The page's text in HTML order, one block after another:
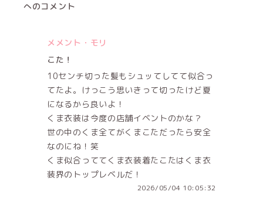
へのコメント
メメント・モリ
こた！
10センチ切った髪もシュッてしてて似合っ
てたよ。けっこう思いきって切ったけど夏
になるから良いよ！
くま衣装は今度の店舗イベントのかな？
世の中のくま全てがくまこただったら安全
なのにね！笑
くま似合っててくま衣装着たこたはくま衣
装界のトップレベルだ！
2026/05/04 10:05:32